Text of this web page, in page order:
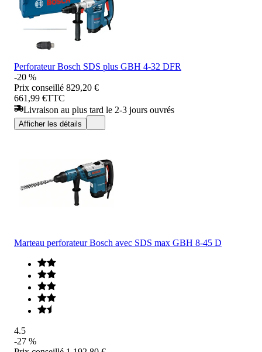
Perforateur Bosch SDS plus GBH 4-32 DFR
-20 %
Prix conseillé 829,20 €
661,99 €TTC
Livraison au plus tard le 2-3 jours ouvrés
Afficher les détails
Marteau perforateur Bosch avec SDS max GBH 8-45 D
4.5
-27 %